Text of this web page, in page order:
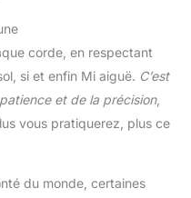
corde, en respectant
si et enfin Mi aiguë. C’est
et de la précision,
vous pratiquerez, plus ce
du monde, certaines